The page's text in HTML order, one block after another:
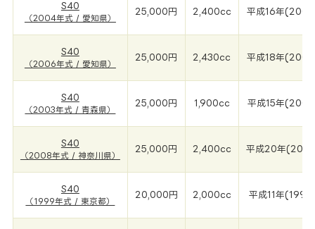
S40
（2004年式 / 愛知県）
25,000円 2,400cc 平成16年
S40
（2006年式 / 愛知県）
25,000円 2,430cc 平成18年
S40
（2003年式 / 青森県）
25,000円 1,900cc 平成15年
S40
（2008年式 / 神奈川県）
25,000円 2,400cc 平成20年
S40
（1999年式 / 東京都）
20,000円 2,000cc 平成11年(1999